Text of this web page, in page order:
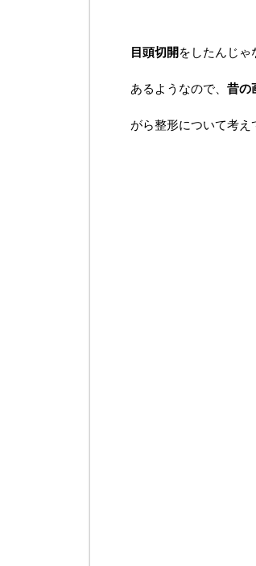
目頭切開 をしたんじゃ
あるようなので、 昔の
がら整形について考え